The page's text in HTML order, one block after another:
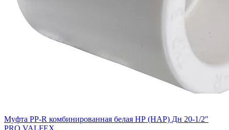
Муфта PP-R комбинированная белая НР (НАР) Дн 20-1/2″
PRO VALFEX